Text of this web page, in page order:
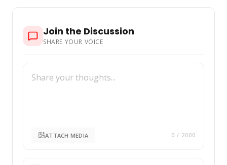
Join the Discussion
SHARE YOUR VOICE
ATTACH MEDIA 0 / 2000